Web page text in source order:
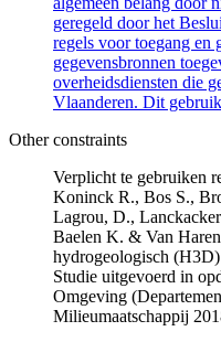
geregeld door het
regels voor toegang en
gegevensbronnen
overheidsdiensten die
Vlaanderen. Dit
Other constraints
Verplicht te gebruiken
Koninck R., Bos S.,
Lagrou, D.,
Baelen K. & Van
hydrogeologisch
Studie uitgevoerd in
Omgeving
Milieumaatschappij